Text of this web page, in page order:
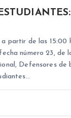
partir de las 15:00
número 23, de
Defensores de